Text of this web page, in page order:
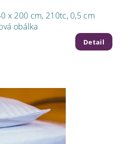
x 200 cm, 210tc, 0,5 cm
obálka
Detail